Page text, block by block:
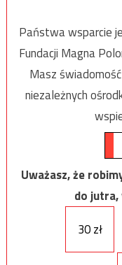
Państwa wsparcie
Fundacji Magna
Masz
niezależnych
Uważasz, że
do jutra,
30 zł